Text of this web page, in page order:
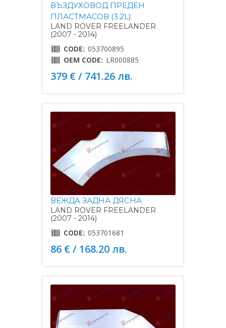
ВЪЗДУХОВОД ПРЕДЕН
ПЛАСТМАСОВ (3.2L)
LAND ROVER FREELANDER
(2007 - 2014)
CODE: 053700895
OEM CODE: LR000885
379 € / 741.26 лв.
ВЕЖДА ЗАДНА ДЯСНА
LAND ROVER FREELANDER
(2007 - 2014)
CODE: 053701681
86 € / 168.20 лв.